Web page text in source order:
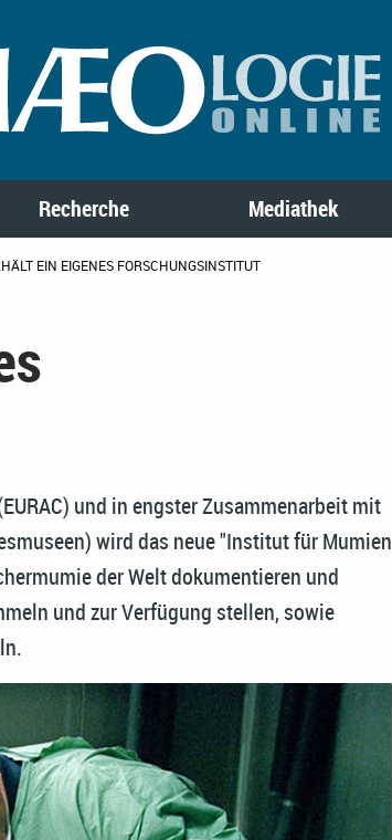
Recherche Mediathek
EIN EIGENES FORSCHUNGSINSTITUT
und in engster Zusammenarbeit mit
wird das neue "Institut für Mumien
der Welt dokumentieren und
und zur Verfügung stellen, sowie